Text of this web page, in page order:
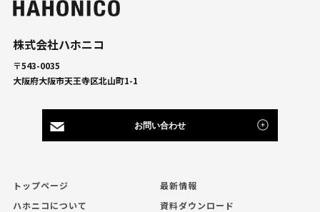
株式会社ハホニコ
〒543-0035
大阪府大阪市天王寺区北山町1-1
お問い合わせ
トップページ
ハホニコについて
最新情報
資料ダウンロード